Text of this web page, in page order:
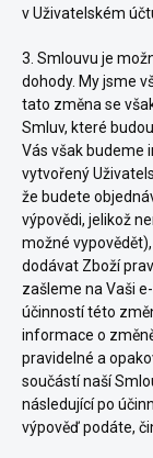
v Uživatelském
3. Smlouvu je
dohody. My jsme
tato změna se
Smluv, které
Vás však budeme
vytvořený
že budete
výpovědi, jelikož
možné
dodávat Zboží
zašleme na Vaši
účinností této
informace o
pravidelné a
součástí naší
následující po
výpověď podáte,